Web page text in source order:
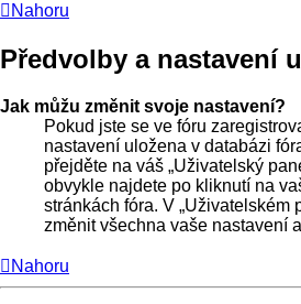
Nahoru
Předvolby a nastavení
Jak můžu změnit svoje nastavení?
Pokud jste se ve fóru
nastavení uložena v databázi
přejděte na váš „Uživatelský
obvykle najdete po kliknutí na
stránkách fóra. V „Uživatelském
změnit všechna vaše nastavení
Nahoru